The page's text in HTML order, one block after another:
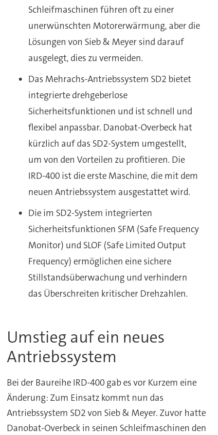
Schleifmaschinen führen oft zu einer
unerwünschten Motorerwärmung, aber die
Lösungen von Sieb & Meyer sind darauf
ausgelegt, dies zu vermeiden.
Das Mehrachs-Antriebssystem SD2 bietet
integrierte drehgeberlose
Sicherheitsfunktionen und ist schnell und
flexibel anpassbar. Danobat-Overbeck hat
kürzlich auf das SD2-System umgestellt,
um von den Vorteilen zu profitieren. Die
IRD-400 ist die erste Maschine, die mit dem
neuen Antriebssystem ausgestattet wird.
Die im SD2-System integrierten
Sicherheitsfunktionen SFM (Safe Frequency
Monitor) und SLOF (Safe Limited Output
Frequency) ermöglichen eine sichere
Stillstandsüberwachung und verhindern
das Überschreiten kritischer Drehzahlen.
Umstieg auf ein neues
Antriebssystem
Bei der Baureihe IRD-400 gab es vor Kurzem eine
Änderung: Zum Einsatz kommt nun das
Antriebssystem SD2 von Sieb & Meyer. Zuvor hatte
Danobat-Overbeck in seinen Schleifmaschinen den